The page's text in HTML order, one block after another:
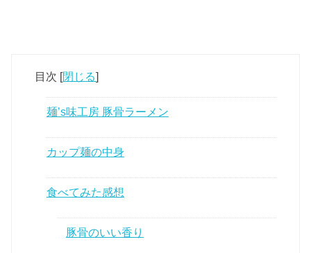
目次 [閉じる]
麺’s味工房 豚骨ラーメン
カップ麺の中身
食べてみた感想
豚骨のいい香り